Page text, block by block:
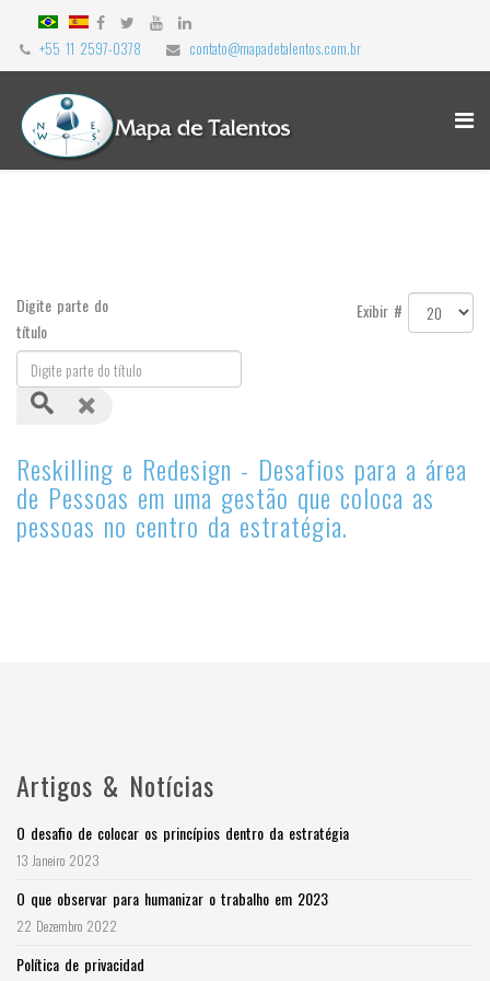
+55 11 2597-0378 contato@mapadetalentos.com.br
Digite parte do
título
Exibir #
Reskilling e Redesign - Desafios para a área
de Pessoas em uma gestão que coloca as
pessoas no centro da estratégia.
Artigos & Notícias
O desafio de colocar os princípios dentro da estratégia
13 Janeiro 2023
O que observar para humanizar o trabalho em 2023
22 Dezembro 2022
Política de privacidad